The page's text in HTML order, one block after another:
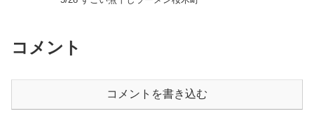
コメント
コメントを書き込む